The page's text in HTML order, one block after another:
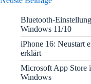
Bluetooth-
Windows 11/10
iPhone 16: Neustart
erklärt
Microsoft App Store
Windows